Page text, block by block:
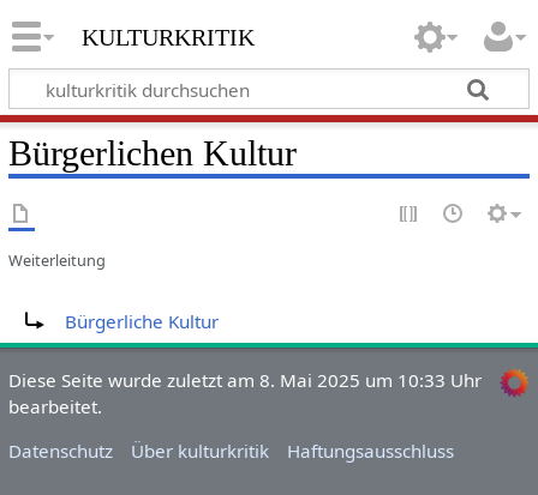
kulturkritik
Bürgerlichen Kultur
Weiterleitung
Bürgerliche Kultur
Diese Seite wurde zuletzt am 8. Mai 2025 um 10:33 Uhr
bearbeitet.
Datenschutz
Über kulturkritik Haftungsausschluss